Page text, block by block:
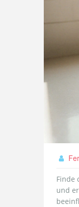
Finde
und